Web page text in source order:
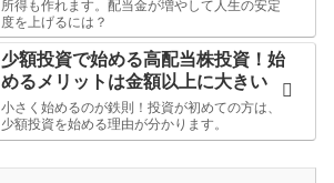
所得も作れます。配当金が増やして人生の安定
度を上げるには？
少額投資で始める高配当株投資！始
めるメリットは金額以上に大きい
小さく始めるのが鉄則！投資が初めての方は、
少額投資を始める理由が分かります。